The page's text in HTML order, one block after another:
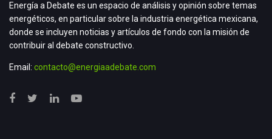
Energía a Debate es un espacio de análisis y opinión sobre temas
energéticos, en particular sobre la industria energética mexicana,
donde se incluyen noticias y artículos de fondo con la misión de
contribuir al debate constructivo.
Email: contacto@energiaadebate.com